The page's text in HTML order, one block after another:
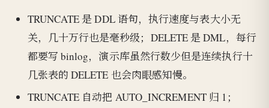
TRUNCATE 是 DDL 语句，执行速度与表大小无
关，几十万行也是毫秒级；DELETE 是 DML，每行
都要写 binlog，演示库虽然行数少但是连续执行十
几张表的 DELETE 也会肉眼感知慢。
TRUNCATE 自动把 AUTO_INCREMENT 归 1；